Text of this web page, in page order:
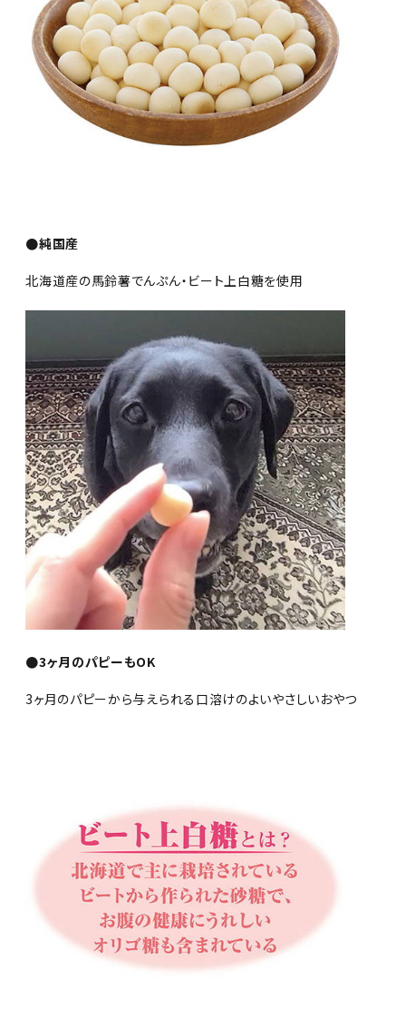
●純国産
北海道産の馬鈴薯でんぷん・ビート上白糖を使用
●3ヶ月のパピーもOK
3ヶ月のパピーから与えられる口溶けのよいやさしいおやつ